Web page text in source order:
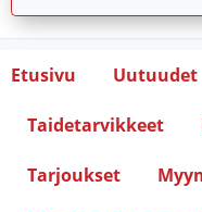
Etusivu Uutuudet
Taidetarvikkeet
Tarjoukset